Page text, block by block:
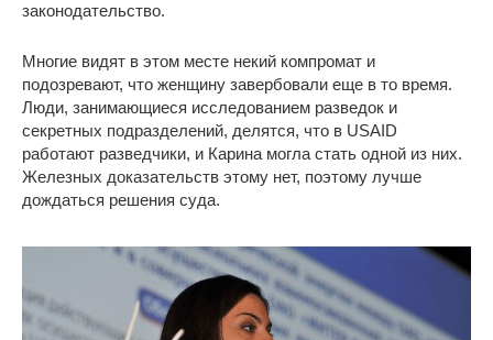
законодательство.
Многие видят в этом месте некий компромат и
подозревают, что женщину завербовали еще в то время.
Люди, занимающиеся исследованием разведок и
секретных подразделений, делятся, что в USAID
работают разведчики, и Карина могла стать одной из них.
Железных доказательств этому нет, поэтому лучше
дождаться решения суда.